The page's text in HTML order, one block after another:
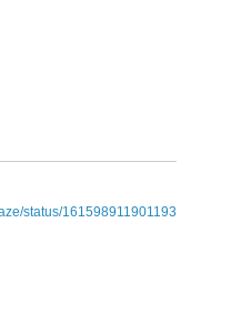
status/161598911901193